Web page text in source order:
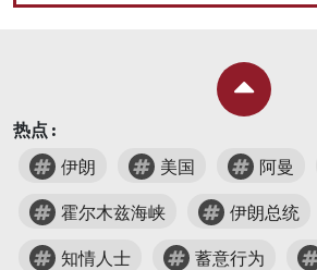
热点 :
伊朗
美国 阿曼
霍尔木兹海峡 伊朗总统
知情人士 蓄意行为